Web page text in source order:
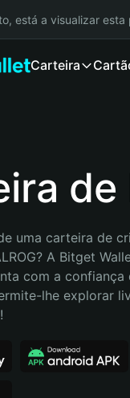
está a visualizar esta
Carteira
de
uma carteira de
A Bitget
com a confiança
lhe explorar